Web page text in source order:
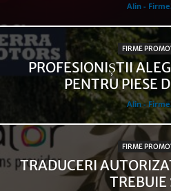
Alin -
FIRME
PROFESIONIȘTII
PENTRU PIESE
Alin -
FIRME
TRADUCERI
TREBUIE